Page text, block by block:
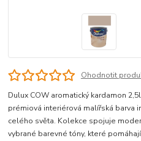
Ohodnotit
Dulux COW aromatický kardamon
prémiová interiérová malířská barva
celého světa. Kolekce spojuje
vybrané barevné tóny, které